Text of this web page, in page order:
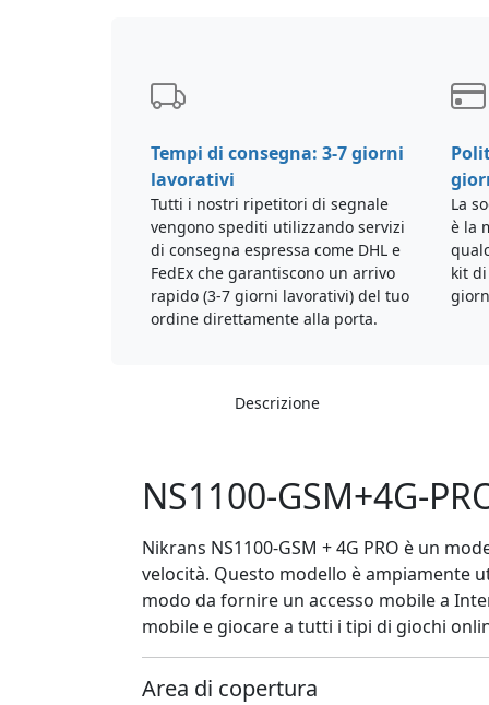
Tempi di consegna: 3-7 giorni
lavorativi
Tutti i nostri ripetitori di segnale
vengono spediti utilizzando servizi
di consegna espressa come DHL e
FedEx che garantiscono un arrivo
rapido (3-7 giorni lavorativi) del tuo
ordine direttamente alla porta.
La
è la
kit
Descrizione
NS1100-GSM+4G-
Nikrans NS1100-GSM + 4G PRO è un
velocità. Questo modello è ampiamente
modo da fornire un accesso mobile a
mobile e giocare a tutti i tipi di giochi
Area di copertura